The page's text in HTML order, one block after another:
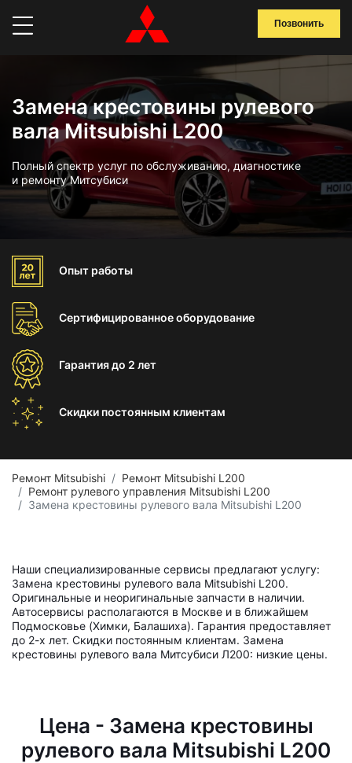
Позвонить
Замена крестовины рулевого
вала Mitsubishi L200
Полный спектр услуг по обслуживанию, диагностике
и ремонту Митсубиси
Опыт работы
Сертифицированноеоборудование
Гарантиядо 2 лет
Скидки постоянным клиентам
Ремонт Mitsubishi
Ремонт Mitsubishi L200
Ремонт рулевого управления Mitsubishi L200
Замена крестовины рулевого вала Mitsubishi L200
Наши специализированные сервисы предлагают услугу:
Замена крестовины рулевого вала Mitsubishi L200.
Оригинальные и неоригинальные запчасти в наличии.
Автосервисы располагаются в Москве и в ближайшем
Подмосковье (Химки, Балашиха). Гарантия предоставляет
до 2-х лет. Скидки постоянным клиентам. Замена
крестовины рулевого вала Митсубиси Л200: низкие цены.
Цена - Замена крестовины
рулевого вала Mitsubishi L200